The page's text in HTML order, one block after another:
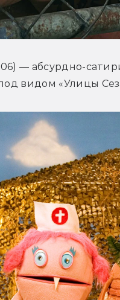
— абсурдно-
видом «Улицы